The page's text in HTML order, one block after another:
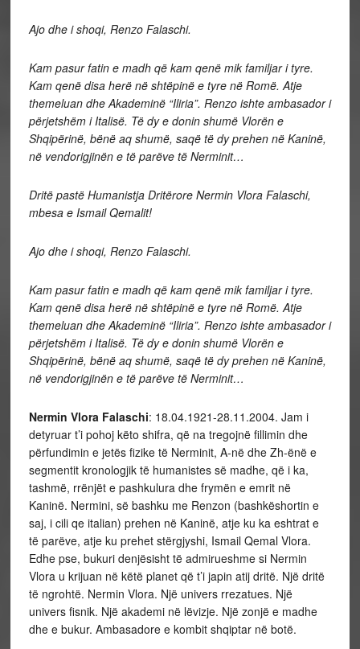
Ajo dhe i shoqi, Renzo Falaschi.
Kam pasur fatin e madh që kam qenë mik familjar i tyre.
Kam qenë disa herë në shtëpinë e tyre në Romë. Atje
themeluan dhe Akademinë “Iliria”. Renzo ishte ambasador i
përjetshëm i Italisë. Të dy e donin shumë Vlorën e
Shqipërinë, bënë aq shumë, saqë të dy prehen në Kaninë,
në vendorigjinën e të parëve të Nerminit…
Dritë pastë Humanistja Dritërore Nermin Vlora Falaschi,
mbesa e Ismail Qemalit!
Ajo dhe i shoqi, Renzo Falaschi.
Kam pasur fatin e madh që kam qenë mik familjar i tyre.
Kam qenë disa herë në shtëpinë e tyre në Romë. Atje
themeluan dhe Akademinë “Iliria”. Renzo ishte ambasador i
përjetshëm i Italisë. Të dy e donin shumë Vlorën e
Shqipërinë, bënë aq shumë, saqë të dy prehen në Kaninë,
në vendorigjinën e të parëve të Nerminit…
Nermin Vlora Falaschi: 18.04.1921-28.11.2004. Jam i
detyruar t’i pohoj këto shifra, që na tregojnë fillimin dhe
përfundimin e jetës fizike të Nerminit, A-në dhe Zh-ënë e
segmentit kronologjik të humanistes së madhe, që i ka,
tashmë, rrënjët e pashkulura dhe frymën e emrit në
Kaninë. Nermini, së bashku me Renzon (bashkëshortin e
saj, i cili qe italian) prehen në Kaninë, atje ku ka eshtrat e
të parëve, atje ku prehet stërgjyshi, Ismail Qemal Vlora.
Edhe pse, bukuri denjësisht të admirueshme si Nermin
Vlora u krijuan në këtë planet që t’i japin atij dritë. Një dritë
të ngrohtë. Nermin Vlora. Një univers rrezatues. Një
univers fisnik. Një akademi në lëvizje. Një zonjë e madhe
dhe e bukur. Ambasadore e kombit shqiptar në botë.